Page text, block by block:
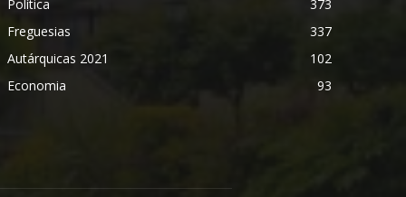
Política
373
Freguesias
337
Autárquicas 2021
102
Economia
93